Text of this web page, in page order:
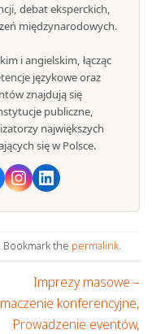
debat eksperckich,
międzynarodowych.
i angielskim, łącząc
językowe oraz
znajdują się
publiczne,
największych
się w Polsce.
. Bookmark the permalink.
Imprezy masowe –
konferencyjne,
Prowadzenie eventów,